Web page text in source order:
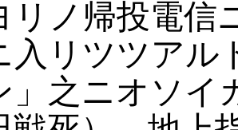
リノ帰投電信
入リツツアル
」之ニオソイ